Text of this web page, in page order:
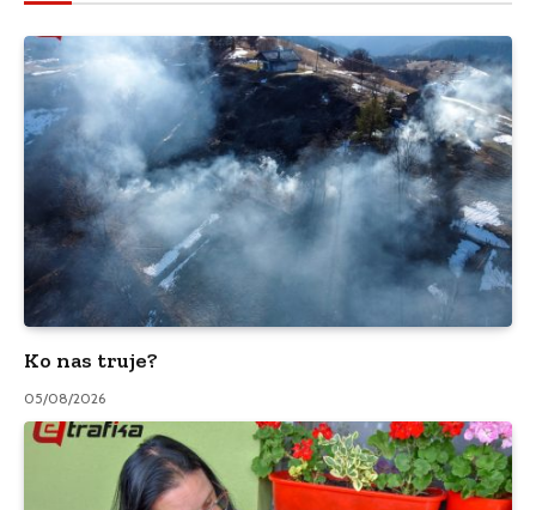
Ko nas truje?
05/08/2026